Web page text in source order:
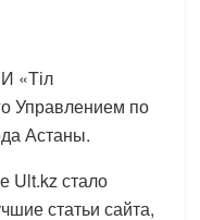
«Тіл
Управлением по
Астаны.
Ult.kz стало
статьи сайта,